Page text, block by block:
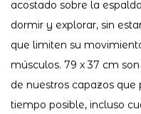
acostado sobre la
dormir y explorar, sin
que limiten su
músculos. 79 x 37 cm
de nuestros capazos
tiempo posible, incluso